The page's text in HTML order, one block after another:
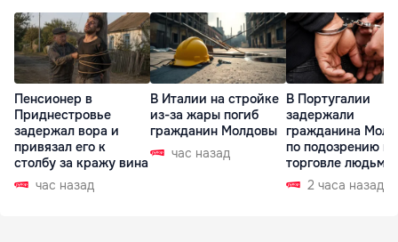
Пенсионер в
Приднестровье
задержал вора и
привязал его к
столбу за кражу вина
час назад
В Италии на стройке
из-за жары погиб
гражданин Молдовы
час назад
В Португалии
задержали
гражданина
по подозрению в
торговле людьми
2 часа назад